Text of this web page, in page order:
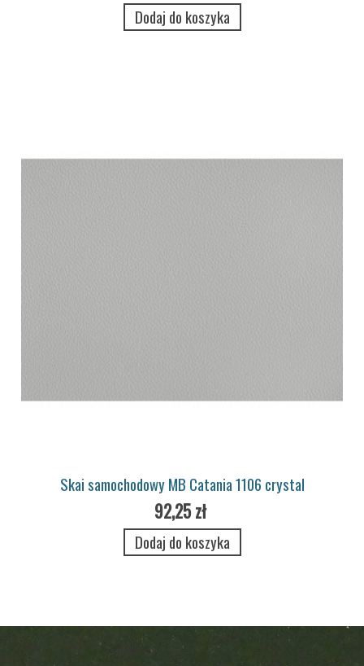
Dodaj do koszyka
Skai samochodowy MB Catania 1106 crystal
92,25 zł
Dodaj do koszyka